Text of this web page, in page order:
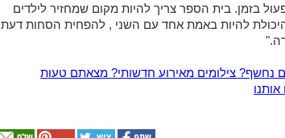
בזמן. בית הספר צריך להיות מקום שמחזיר לילדים
להיות באמת אחד עם השני , להפחית הסחות דעת
נחשף? צילומים מאירוע חדשותי? מצאתם טעות